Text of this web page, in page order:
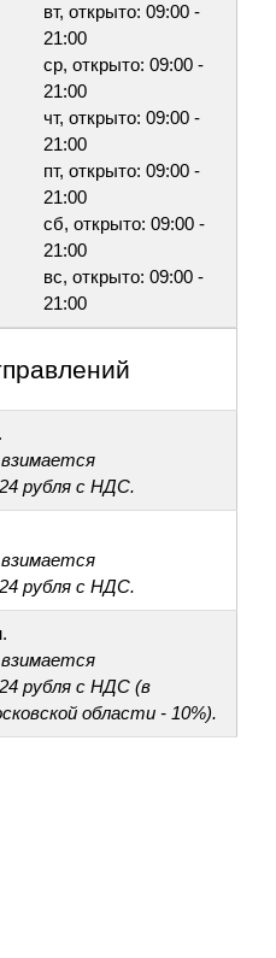
вт, открыто: 09:00 -
21:00
ср, открыто: 09:00 -
21:00
чт, открыто: 09:00 -
21:00
пт, открыто: 09:00 -
21:00
сб, открыто: 09:00 -
21:00
вс, открыто: 09:00 -
21:00
рубля с НДС.
рубля с НДС.
рубля с НДС (в
области - 10%).